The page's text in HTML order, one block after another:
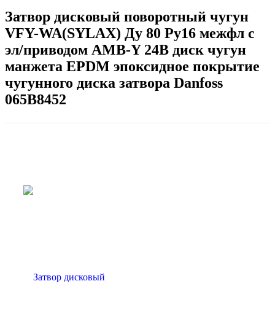
Затвор дисковый поворотный чугун
VFY-WA(SYLAX) Ду 80 Ру16 межфл с
эл/приводом AMB-Y 24В диск чугун
манжета EPDM эпоксидное покрытие
чугунного диска затвора Danfoss
065B8452